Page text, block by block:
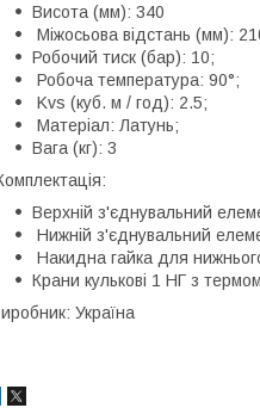
Висота (мм): 340
Міжосьова відстань (мм):
Робочий тиск (бар): 10;
Робоча температура: 90°;
Kvs (куб. м / год): 2.5;
Матеріал: Латунь;
Вага (кг): 3
Верхній з'єднувальний
Нижній з'єднувальний
Накидна гайка для
Крани кулькові 1 НГ з
Україна